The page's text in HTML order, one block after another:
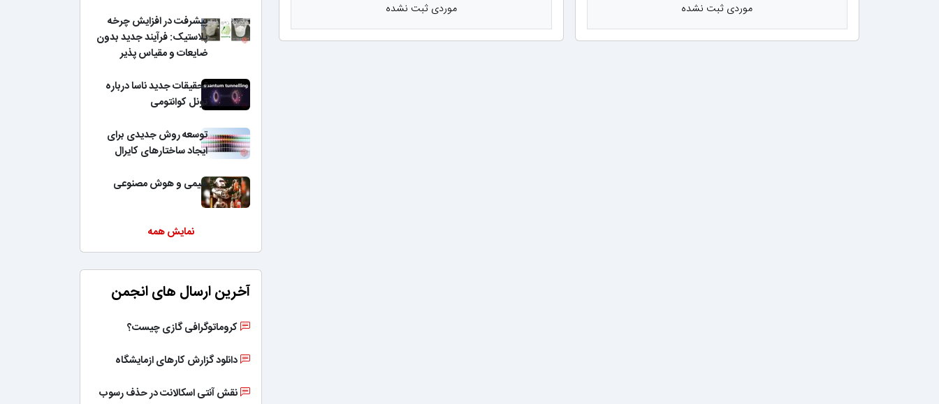
موردی ثبت نشده موردی ثبت نشده
پیشرفت در افزایش چرخه
پلاستیک: فرآیند جدید بدون
ضایعات و مقیاس پذیر
تحقیقات جدید ناسا درباره
تونل کوانتومی
توسعه روش جدیدی برای
ایجاد ساختارهای کایرال
شیمی و هوش مصنوعی
نمایش همه
آخرین ارسال های انجمن
کروماتوگرافی گازی چیست؟
دانلود گزارش کارهای ازمایشگاه
نقش آنتی اسکالانت در حذف رسوب